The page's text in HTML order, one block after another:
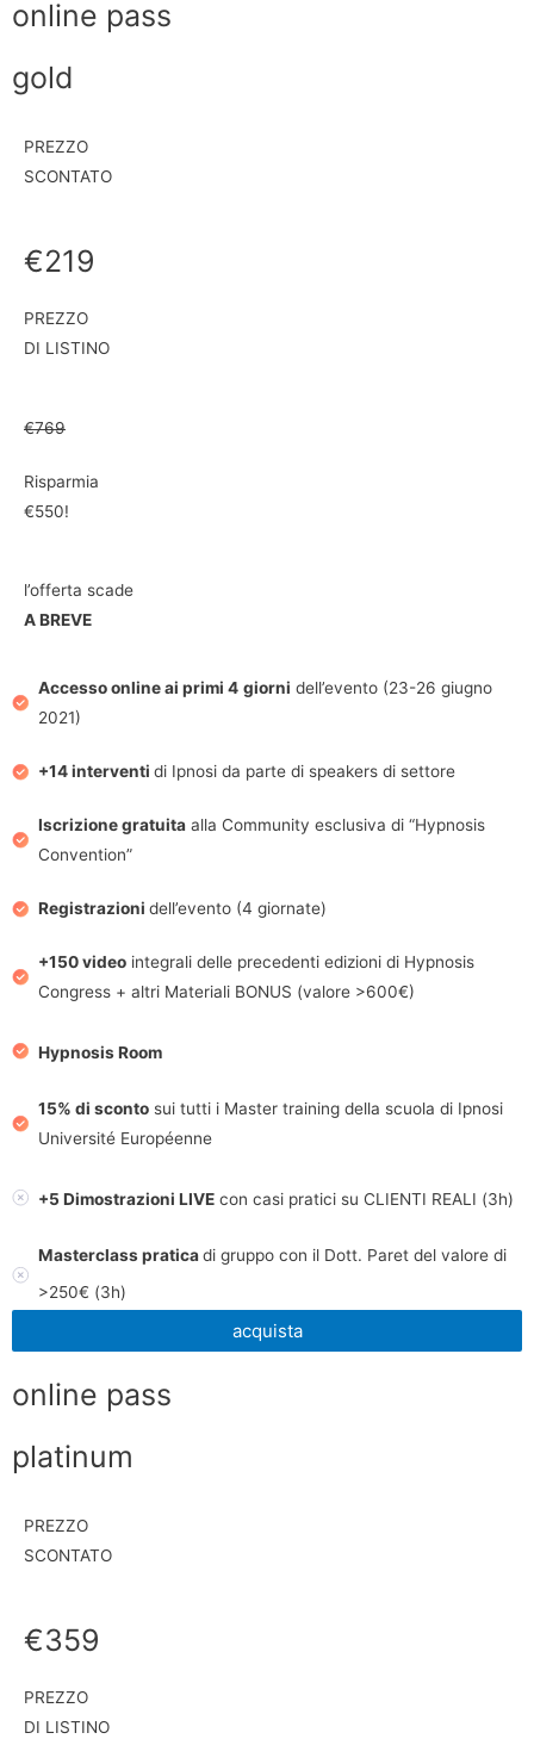
online pass
gold
PREZZO
SCONTATO
€219
PREZZO
DI LISTINO
€769
Risparmia
€550!
l’offerta scade
A BREVE
Accesso online ai primi4 giorni dell’evento (23-26 giugno
2021)
+14 interventidi Ipnosi da parte di speakers di settore
Iscrizione gratuita alla Community esclusiva di “Hypnosis
Convention”
Registrazionidell’evento (4 giornate)
+150 video integrali delle precedenti edizioni di Hypnosis
Congress + altri Materiali BONUS (valore >600€)
Hypnosis Room
15% di sconto sui tutti i Master training della scuola di Ipnosi
Université Européenne
+5 Dimostrazioni LIVE con casi pratici su CLIENTI REALI (3h)
Masterclass praticadi gruppo con il Dott. Paret del valore di
>250€ (3h)
acquista
online pass
platinum
PREZZO
SCONTATO
€359
PREZZO
DI LISTINO